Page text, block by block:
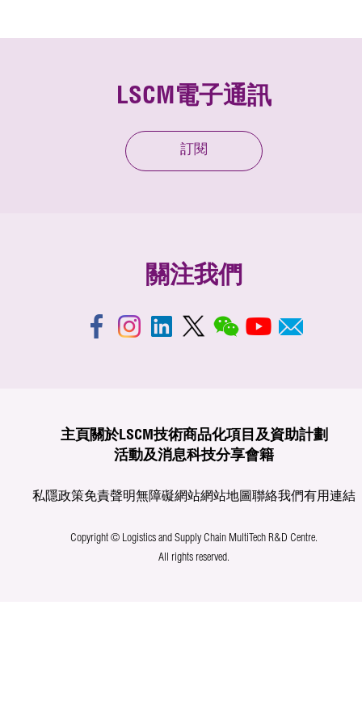
LSCM電子通訊
訂閱
關注我們
主頁 關於LSCM技術商品化項目及資助計劃
活動及消息科技分享會籍
私隱政策免責聲明無障礙網站網站地圖聯絡我們有用連結
Copyright © Logistics and Supply Chain MultiTech R&D Centre.
All rights reserved.